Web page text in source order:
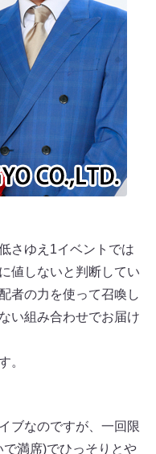
さゆえ1イベントでは
値しないと判断してい
者の力を使って召喚し
い組み合わせでお届け
。
ブなのですが、一回限
満席)でひっそりとや